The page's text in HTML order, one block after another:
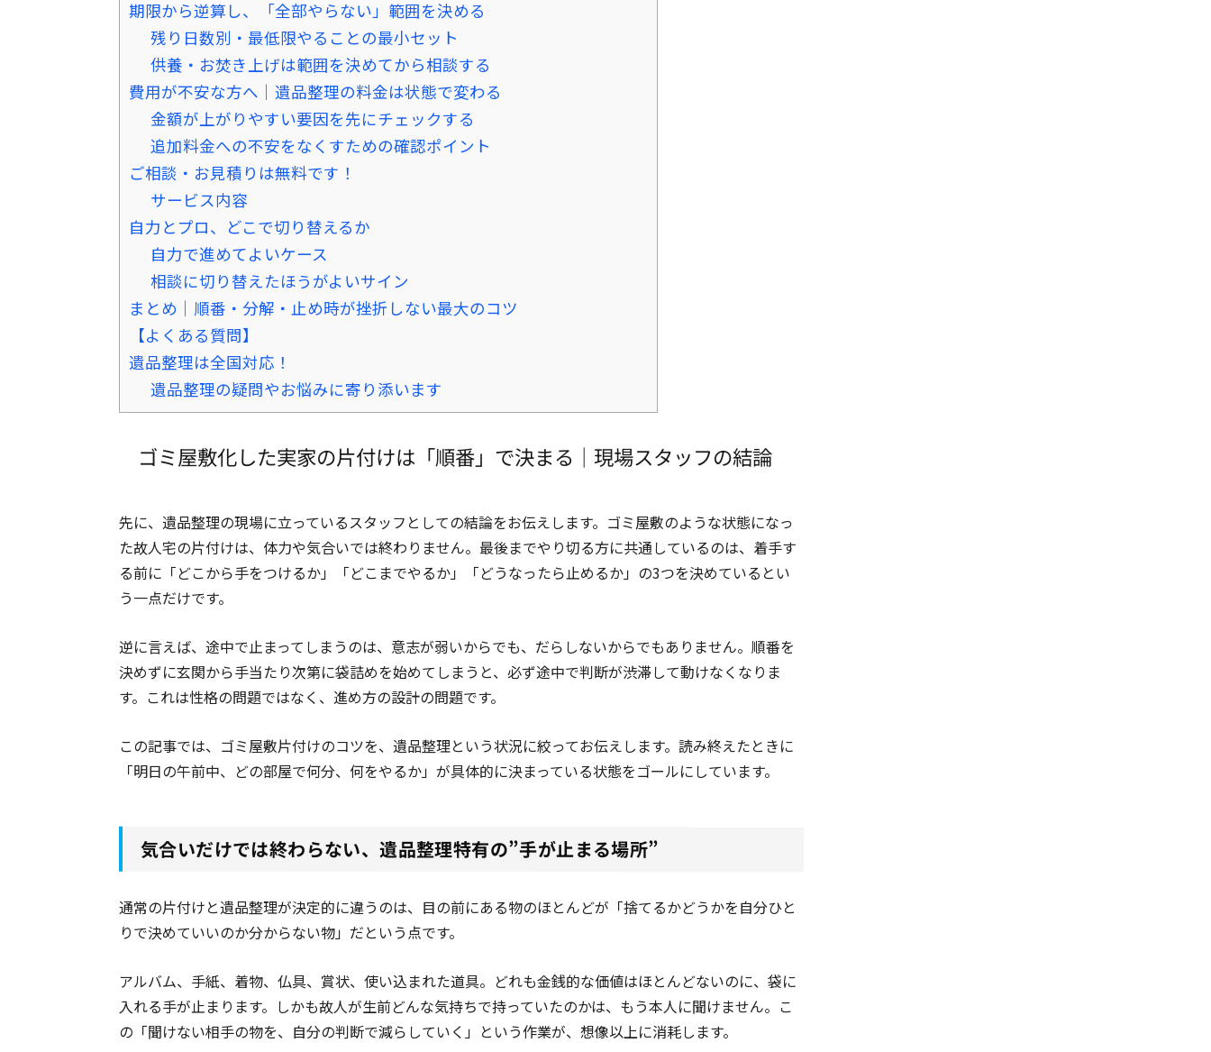
期限から逆算し、「全部やらない」範囲を決める
残り日数別・最低限やることの最小セット
供養・お焚き上げは範囲を決めてから相談する
費用が不安な方へ｜遺品整理の料金は状態で変わる
金額が上がりやすい要因を先にチェックする
追加料金への不安をなくすための確認ポイント
ご相談・お見積りは無料です！
サービス内容
自力とプロ、どこで切り替えるか
自力で進めてよいケース
相談に切り替えたほうがよいサイン
まとめ｜順番・分解・止め時が挫折しない最大のコツ
【よくある質問】
遺品整理は全国対応！
遺品整理の疑問やお悩みに寄り添います
ゴミ屋敷化した実家の片付けは「順番」で決まる｜現場スタッフの結論
先に、遺品整理の現場に立っているスタッフとしての結論をお伝えします。ゴミ屋敷のような状態になっ
た故人宅の片付けは、体力や気合いでは終わりません。最後までやり切る方に共通しているのは、着手す
る前に「どこから手をつけるか」「どこまでやるか」「どうなったら止めるか」の3つを決めているとい
う一点だけです。
逆に言えば、途中で止まってしまうのは、意志が弱いからでも、だらしないからでもありません。順番を
決めずに玄関から手当たり次第に袋詰めを始めてしまうと、必ず途中で判断が渋滞して動けなくなりま
す。これは性格の問題ではなく、進め方の設計の問題です。
この記事では、ゴミ屋敷片付けのコツを、遺品整理という状況に絞ってお伝えします。読み終えたときに
「明日の午前中、どの部屋で何分、何をやるか」が具体的に決まっている状態をゴールにしています。
気合いだけでは終わらない、遺品整理特有の”手が止まる場所”
通常の片付けと遺品整理が決定的に違うのは、目の前にある物のほとんどが「捨てるかどうかを自分ひと
りで決めていいのか分からない物」だという点です。
アルバム、手紙、着物、仏具、賞状、使い込まれた道具。どれも金銭的な価値はほとんどないのに、袋に
入れる手が止まります。しかも故人が生前どんな気持ちで持っていたのかは、もう本人に聞けません。こ
の「聞けない相手の物を、自分の判断で減らしていく」という作業が、想像以上に消耗します。